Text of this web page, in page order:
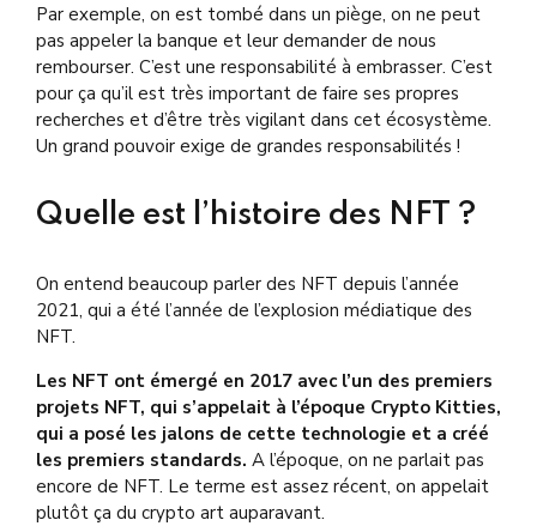
Par exemple, on est tombé dans un piège, on ne peut
pas appeler la banque et leur demander de nous
rembourser. C’est une responsabilité à embrasser. C’est
pour ça qu’il est très important de faire ses propres
recherches et d’être très vigilant dans cet écosystème.
Un grand pouvoir exige de grandes responsabilités !
Quelle est l’histoire des NFT ?
On entend beaucoup parler des NFT depuis l’année
2021, qui a été l’année de l’explosion médiatique des
NFT.
Les NFT ont émergé en 2017 avec l’un des premiers
projets NFT, qui s’appelait à l’époque Crypto Kitties,
qui a posé les jalons de cette technologie et a créé
les premiers standards. A l’époque, on ne parlait pas
encore de NFT. Le terme est assez récent, on appelait
plutôt ça du crypto art auparavant.